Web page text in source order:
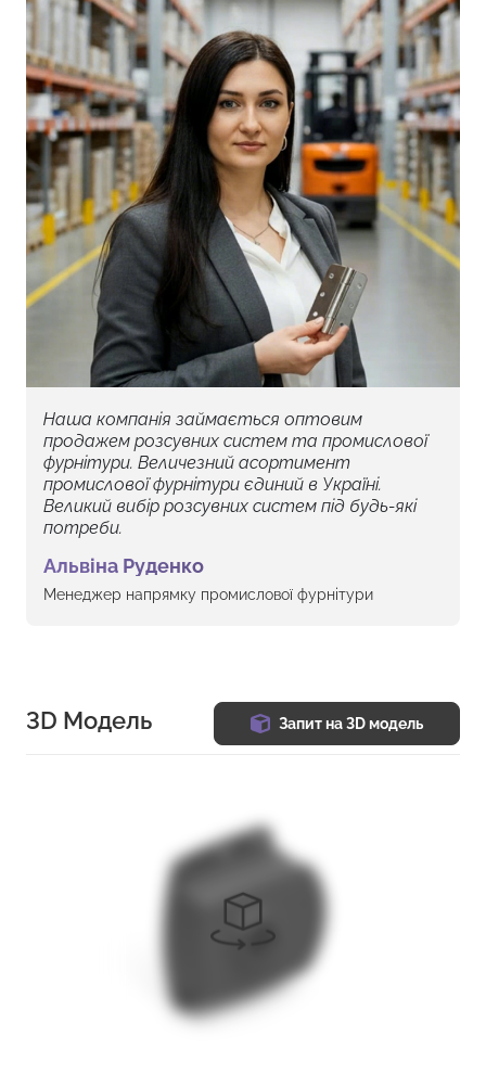
Наша компанія займається оптовим
продажем розсувних систем та промислової
фурнітури. Величезний асортимент
промислової фурнітури єдиний в Україні.
Великий вибір розсувних систем під будь-які
потреби.
Альвіна Руденко
Менеджер напрямку промислової фурнітури
3D Модель Запит на 3D модель